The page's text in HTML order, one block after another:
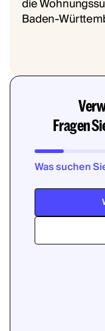
Fragen
Was suchen